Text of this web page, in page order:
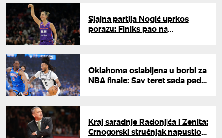
Sjajna partija Nogić uprkos
porazu: Finiks pao na
Oklahoma oslabljena u borbi za
NBA finale: Sav teret sada pada
Kraj saradnje Radonjića i Zenita:
Crnogorski stručnjak napustio